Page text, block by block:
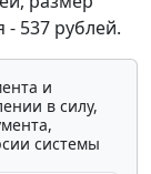
537 рублей.
и
в силу,
системы